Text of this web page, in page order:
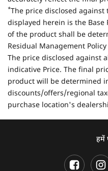
*The price disclosed
displayed herein is the Base
of the product shall be
Residual Management
The price disclosed against
indicative Price. The final
product will be determined
discounts/offers/regional
purchase location's
हमें